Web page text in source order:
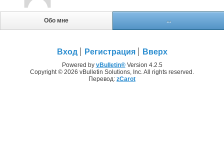
Обо мне ...
Вход Регистрация Вверх
Powered by vBulletin®Version 4.2.5
Copyright © 2026 vBulletin Solutions, Inc. All rights reserved.
Перевод: zCarot